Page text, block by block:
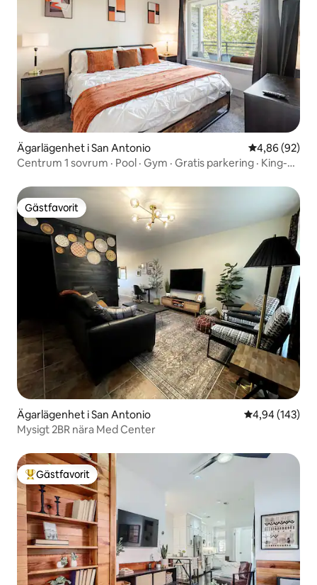
Ägarlägenhet i San Antonio 4,86 av 5 i
4,86 (92)
Centrum 1 sovrum · Pool · Gym · Gratis parkering · King-
Gästfavorit
Gästfavorit
Ägarlägenhet i San Antonio 4,94 av 5 i
4,94 (143)
Mysigt 2BR nära Med Center
Populär gästfavorit
Gästfavorit